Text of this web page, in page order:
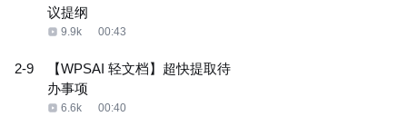
议提纲
9.9k 00:43
2-9
【WPSAI 轻文档】超快提取待
办事项
6.6k 00:40